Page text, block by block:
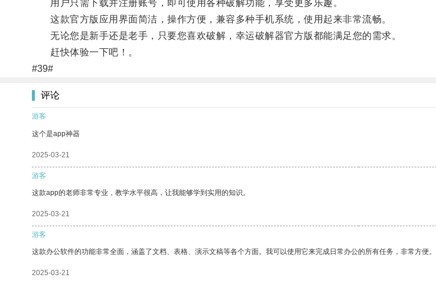
用户只需下载并注册账号，即可使用各种破解功能，享受更多乐趣。
这款官方版应用界面简洁，操作方便，兼容多种手机系统，使用起来非常流畅。
无论您是新手还是老手，只要您喜欢破解，幸运破解器官方版都能满足您的需求。
赶快体验一下吧！。
#39#
评论
游客
这个是app神器
2025-03-21
游客
这款app的老师非常专业，教学水平很高，让我能够学到实用的知识。
2025-03-21
游客
这款办公软件的功能非常全面，涵盖了文档、表格、演示文稿等各个方面。我可以使用它来完成日常办公的所有任务，非常方便。
2025-03-21